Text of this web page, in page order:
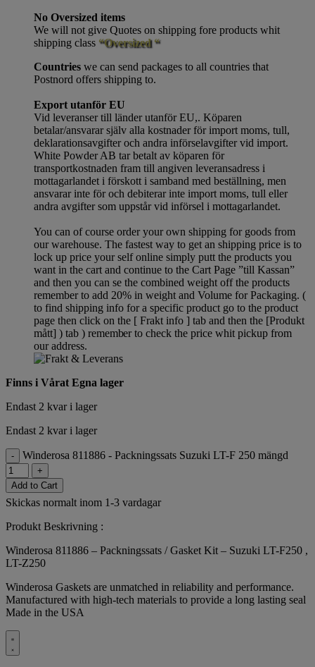
No Oversized items
We will not give Quotes on shipping fore products whit
shipping class “Oversized “
Countries we can send packages to all countries that
Postnord offers shipping to.
Export utanför EU
Vid leveranser till länder utanför EU,. Köparen
betalar/ansvarar själv alla kostnader för import moms, tull,
deklarationsavgifter och andra införselavgifter vid import.
White Powder AB tar betalt av köparen för
transportkostnaden fram till angiven leveransadress i
mottagarlandet i förskott i samband med beställning, men
ansvarar inte för och debiterar inte import moms, tull eller
andra avgifter som uppstår vid införsel i mottagarlandet.
You can of course order your own shipping for goods from
our warehouse. The fastest way to get an shipping price is to
lock up price your self online simply putt the products you
want in the cart and continue to the Cart Page ”till Kassan”
and then you can se the combined weight off the products
remember to add 20% in weight and Volume for Packaging. (
to find shipping info for a specific product go to the product
page then click on the [ Frakt info ] tab and then the [Produkt
mått] ) tab ) rememberto check the price whit pickup from
our address.
Finns i Vårat Egna lager
Endast 2 kvar i lager
Endast 2 kvar i lager
- Winderosa 811886 - Packningssats Suzuki LT-F 250 mängd
+
Add to Cart
Skickas normalt inom 1-3 vardagar
Produkt Beskrivning :
Winderosa 811886 – Packningssats / Gasket Kit – Suzuki LT-F250 ,
LT-Z250
Winderosa Gaskets are unmatched in reliability and performance.
Manufactured with high-tech materials to provide a long lasting seal
Made in the USA